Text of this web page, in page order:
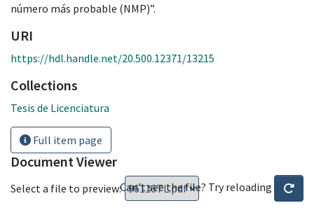
número más probable (NMP)”.
URI
https://hdl.handle.net/20.500.12371/13215
Collections
Tesis de Licenciatura
Full item page
Document Viewer
Select a file to preview:Can't see the file? Try reloading